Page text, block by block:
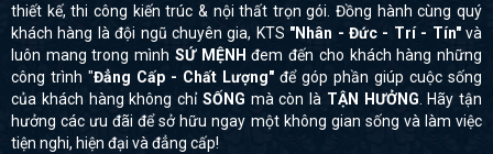
thiết kế, thi công kiến trúc & nội thất trọn gói. Đồng hành cùng quý
khách hàng là đội ngũ chuyên gia, KTS "Nhân - Đức - Trí - Tín"và
luôn mang trong mình SỨ MỆNH đem đến cho khách hàng những
công trình "Đẳng Cấp - Chất Lượng" để góp phần giúp cuộc sống
của khách hàng không chỉ SỐNG mà còn là TẬN HƯỞNG . Hãy tận
hưởng các ưu đãi để sở hữu ngay một không gian sống và làm việc
tiện nghi, hiện đại và đẳng cấp!